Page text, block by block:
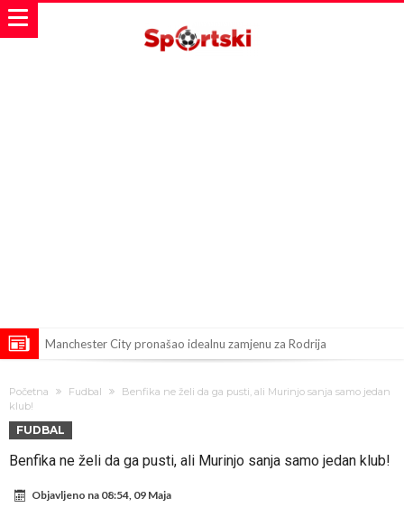
Manchester City pronašao idealnu zamjenu za Rodrija
Atletico prati situaciju.
GOTOVO JE! Čelsi dovodi novog lijevog beka – transfer vrijedan 21
milion eura
Atletico Madrid donosi neočekivanu odluku!
Rafael Leao dobio novu ponudu iz Turske
Početna Fudbal
Benfika ne želi da ga pusti, ali Murinjo sanja samo jedan
klub!
FUDBAL
Benfika ne želi da ga pusti, ali Murinjo sanja samo jedan klub!
Objavljeno na 08:54, 09 Maja